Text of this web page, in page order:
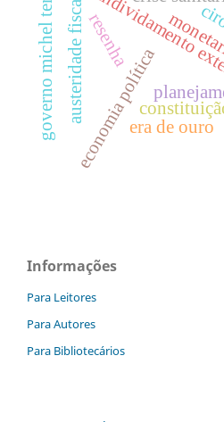
economia política
endividamento
austeridade fiscal
era de ouro
governo michel temer resenha
Informações
Para Leitores
Para Autores
Para Bibliotecários